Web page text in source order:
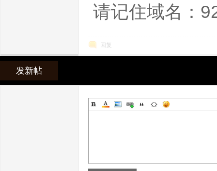
全
请记住域名：
回复
发新帖